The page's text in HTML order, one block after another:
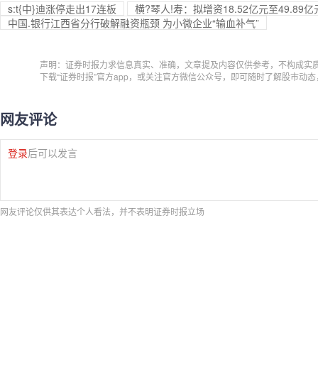
s:t{中}迪涨停走出17连板
横?琴人!寿：拟增资18.52亿元至49.89亿
中国.银行江西省分行破解融资瓶颈 为小微企业“输血补气”
声明：证券时报力求信息真实、准确，文章提及内容仅供参考，不构成实
下载“证券时报”官方app，或关注官方微信公众号，即可随时了解股市动
网友评论
登录后可以发言
网友评论仅供其表达个人看法，并不表明证券时报立场